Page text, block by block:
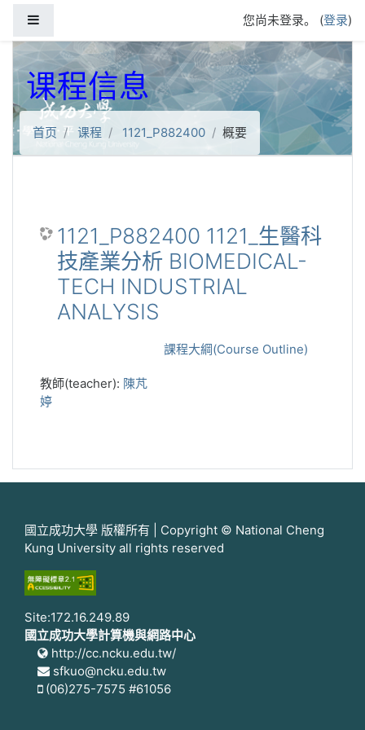
您尚未登录。 (登录)
课程信息
首页 课程 1121_P882400 概要
1121_P882400 1121_生醫科
技產業分析 BIOMEDICAL-
TECH INDUSTRIAL
ANALYSIS
課程大綱(Course Outline)
教師(teacher): 陳芃
婷
國立成功大學 版權所有 | Copyright © National Cheng
Kung University all rights reserved
Site:172.16.249.89
國立成功大學計算機與網路中心
http://cc.ncku.edu.tw/
sfkuo@ncku.edu.tw
(06)275-7575 #61056